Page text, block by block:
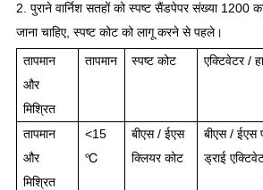
2. पुराने वार्निश सतहों को स्पष्ट सैंडपेपर संख्या 1200
जाना चाहिए, स्पष्ट कोट को लागू करने से पहले।
तापमान
और
मिश्रित
तापमान स्पष्ट कोट एक्टिवेटर /
तापमान
और
मिश्रित
<15
℃
बीएस / ईएस
क्लियर कोट
बीएस / ईएस
ड्राई